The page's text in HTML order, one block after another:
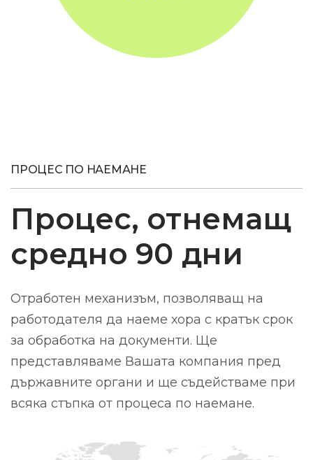
ПРОЦЕС ПО НАЕМАНЕ
Процес, отнемащ
средно 90 дни
Отработен механизъм, позволяващ на
работодателя да наеме хора с кратък срок
за обработка на документи. Ще
представляваме Вашата компания пред
държавните органи и ще съдействаме при
всяка стъпка от процеса по наемане.